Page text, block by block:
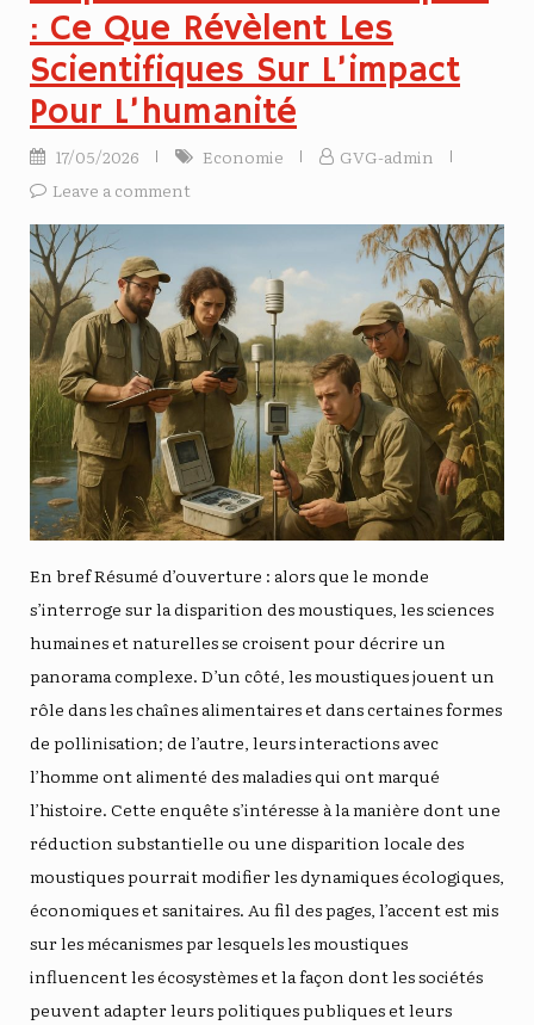
: Ce Que Révèlent Les
Scientifiques Sur L’impact
Pour L’humanité
17/05/2026 Economie
GVG-admin
Leave a comment
En bref Résumé d’ouverture : alors que le monde
s’interroge sur la disparition des moustiques, les sciences
humaines et naturelles se croisent pour décrire un
panorama complexe. D’un côté, les moustiques jouent un
rôle dans les chaînes alimentaires et dans certaines formes
de pollinisation; de l’autre, leurs interactions avec
l’homme ont alimenté des maladies qui ont marqué
l’histoire. Cette enquête s’intéresse à la manière dont une
réduction substantielle ou une disparition locale des
moustiques pourrait modifier les dynamiques écologiques,
économiques et sanitaires. Au fil des pages, l’accent est mis
sur les mécanismes par lesquels les moustiques
influencent les écosystèmes et la façon dont les sociétés
peuvent adapter leurs politiques publiques et leurs